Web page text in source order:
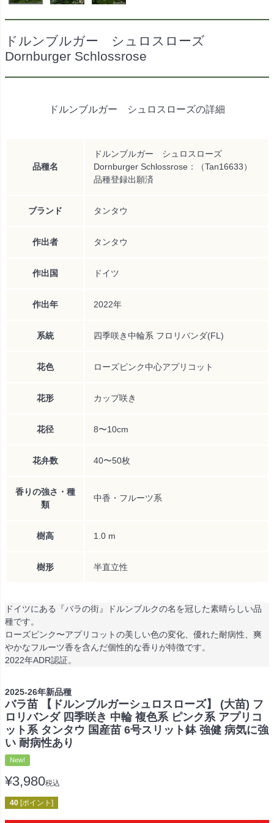
ドルンブルガー シュロスローズ
Dornburger Schlossrose
ドルンブルガー シュロスローズの詳細
品種名
ドルンブルガー シュロスローズ
Dornburger Schlossrose：（Tan16633）
品種登録出願済
ブランド タンタウ
作出者 タンタウ
作出国 ドイツ
作出年 2022年
系統 四季咲き中輪系 フロリバンダ(FL)
花色 ローズピンク中心アプリコット
花形 カップ咲き
花径 8〜10cm
花弁数 40〜50枚
香りの強さ・種
類
中香・フルーツ系
樹高 1.0 m
樹形 半直立性
ドイツにある『バラの街』ドルンブルクの名を冠した素晴らしい品
種です。
ローズピンク〜アプリコットの美しい色の変化、優れた耐病性、爽
やかなフルーツ香を含んだ個性的な香りが特徴です。
2022年ADR認証。
2025-26年新品種
バラ苗 【ドルンブルガーシュロスローズ】 (大苗) フ
ロリバンダ 四季咲き 中輪 複色系 ピンク系 アプリコ
ット系 タンタウ 国産苗 6号スリット鉢 強健 病気に強
い 耐病性あり
New!
¥3,980税込
40 [ポイント]